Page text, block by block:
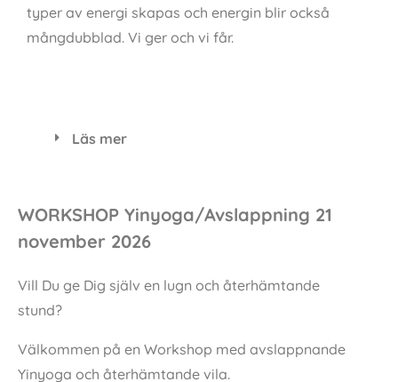
WORKSHOP Styrka/Mobilitet våren 2027 -
I denna Workshop får du tillfälle att utmana dig
själv såväl fysiskt som mentalt!
yoga i grupp blir energin mångfacetterad. Olika
typer av energi skapas och energin blir också
mångdubblad. Vi ger och vi får.